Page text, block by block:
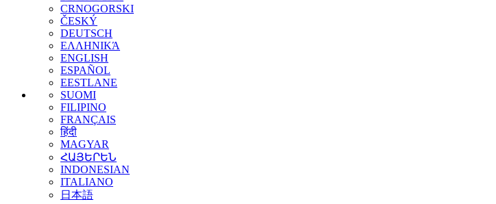
CRNOGORSKI
ČESKÝ
DEUTSCH
ΕΛΛΗΝΙΚΆ
ENGLISH
ESPAÑOL
EESTLANE
SUOMI
FILIPINO
FRANÇAIS
हिंदी
MAGYAR
ՀԱՅԵՐԵՆ
INDONESIAN
ITALIANO
日本語